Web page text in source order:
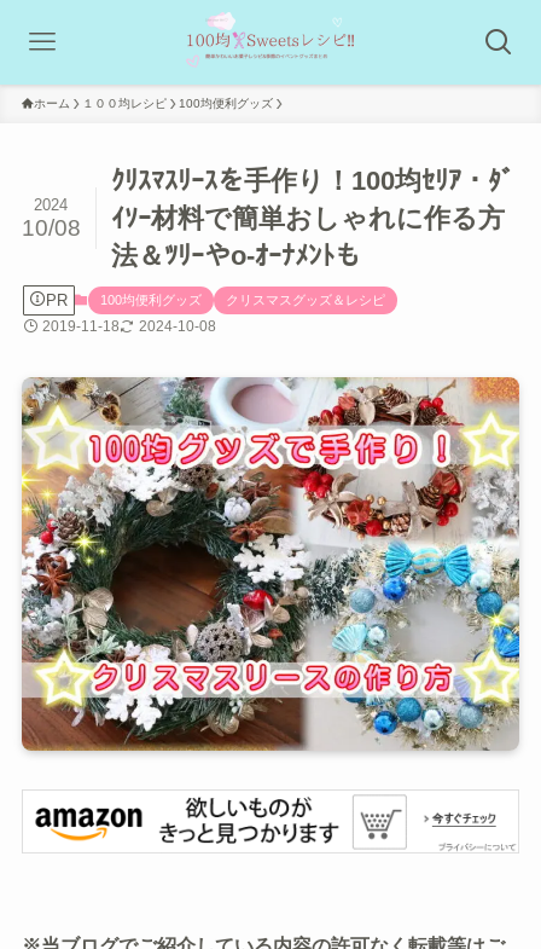
ホーム １００均レシピ 100均便利グッズ
ｸﾘｽﾏｽﾘｰｽを手作り！100均ｾﾘｱ・ﾀﾞ
ｲｿｰ材料で簡単おしゃれに作る方
法＆ﾂﾘｰやo-ｵｰﾅﾒﾝﾄも
2024
10/08
PR 100均便利グッズ クリスマスグッズ＆レシピ
2019-11-18 2024-10-08